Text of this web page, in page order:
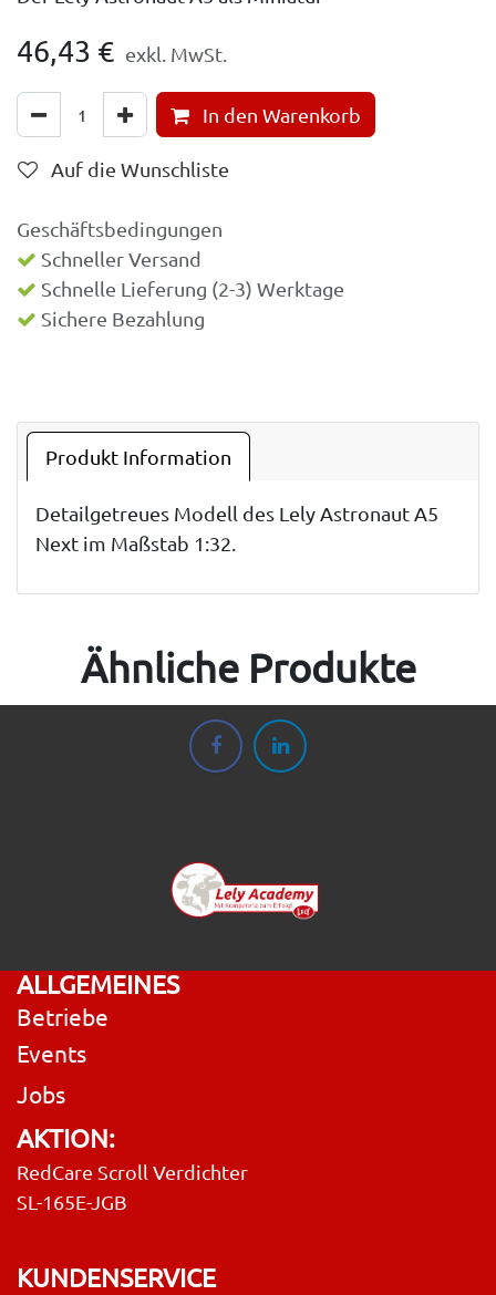
46,43 € exkl. MwSt.
In den Warenkorb
Auf die Wunschliste
Geschäftsbedingungen
Schneller Versand
Schnelle Lieferung (2-3) Werktage
Sichere Bezahlung
Produkt Information
Detailgetreues Modell des Lely Astronaut A5
Next im Maßstab 1:32.
Ähnliche Produkte
ALLGEMEINES
Betriebe
Events
Jobs
AKTION:
RedCare Scroll Verdichter
SL-165E-JGB
KUNDENSERVICE